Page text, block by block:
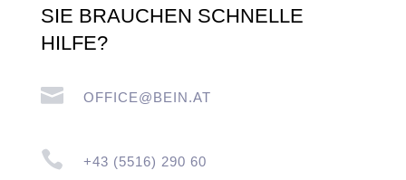
SIE BRAUCHEN SCHNELLE
HILFE?
 OFFICE@BEIN.AT
 +43 (5516) 290 60